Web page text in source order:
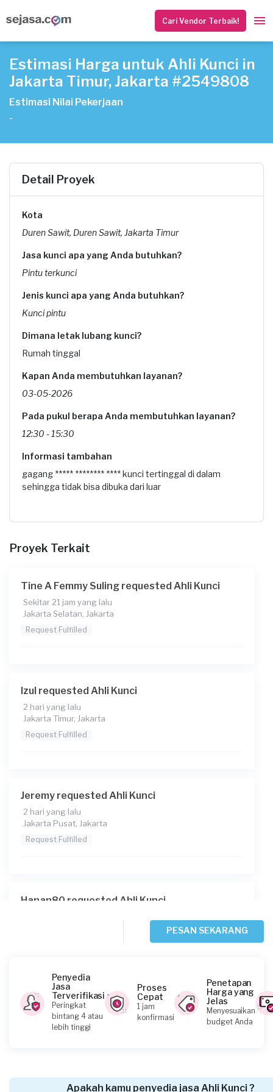
Cari Vendor Terbaik!
Estimasi Harga untuk Ahli Kunci in
Jakarta Timur, Jakarta #2549808
Estimasi Nilai Pekerjaan
-
Detail Proyek
Kota
Duren Sawit, Duren Sawit, Jakarta Timur
Jasa kunci apa yang Anda butuhkan?
Pintu terkunci
Jenis kunci apa yang Anda butuhkan?
Kunci pintu
Dimana letak lubang kunci?
Rumah tinggal
Kapan Anda membutuhkan layanan?
03-05-2026
Pada pukul berapa Anda membutuhkan layanan?
12:30 - 15:30
Informasi tambahan
gagang ***** ******** **** kunci tertinggal di dalam
sehingga tidak bisa dibuka dari luar
Proyek Terkait
Tine A Femmy Suling requested Ahli Kunci
Sekitar 21 jam yang lalu
Jakarta Selatan, Jakarta
Request Fulfilled
Izul requested Ahli Kunci
2 hari yang lalu
Jakarta Timur, Jakarta
Request Fulfilled
Jeremy requested Ahli Kunci
2 hari yang lalu
Jakarta Pusat, Jakarta
Request Fulfilled
Hanan80 requested Ahli Kunci
Euis Novita requested Ahli Kunci
3 hari yang lalu
Jakarta Pusat, Jakarta
PESAN SEKARANG
Penyedia
Jasa
Terverifikasi
Peringkat
bintang 4 atau
lebih tinggi
Proses
Cepat
1 jam
konfirmasi
Penetapan
Harga yang
Jelas
Menyesuaikan
budget Anda
Apakah kamu penyedia jasa Ahli Kunci ?